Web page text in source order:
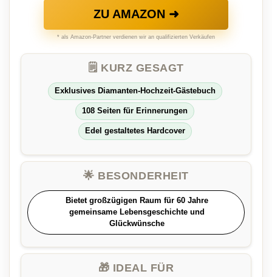
ZU AMAZON ➜
* als Amazon-Partner verdienen wir an qualifizierten Verkäufen
🗒️ KURZ GESAGT
Exklusives Diamanten-Hochzeit-Gästebuch
108 Seiten für Erinnerungen
Edel gestaltetes Hardcover
🌟 BESONDERHEIT
Bietet großzügigen Raum für 60 Jahre
gemeinsame Lebensgeschichte und
Glückwünsche
🎁 IDEAL FÜR